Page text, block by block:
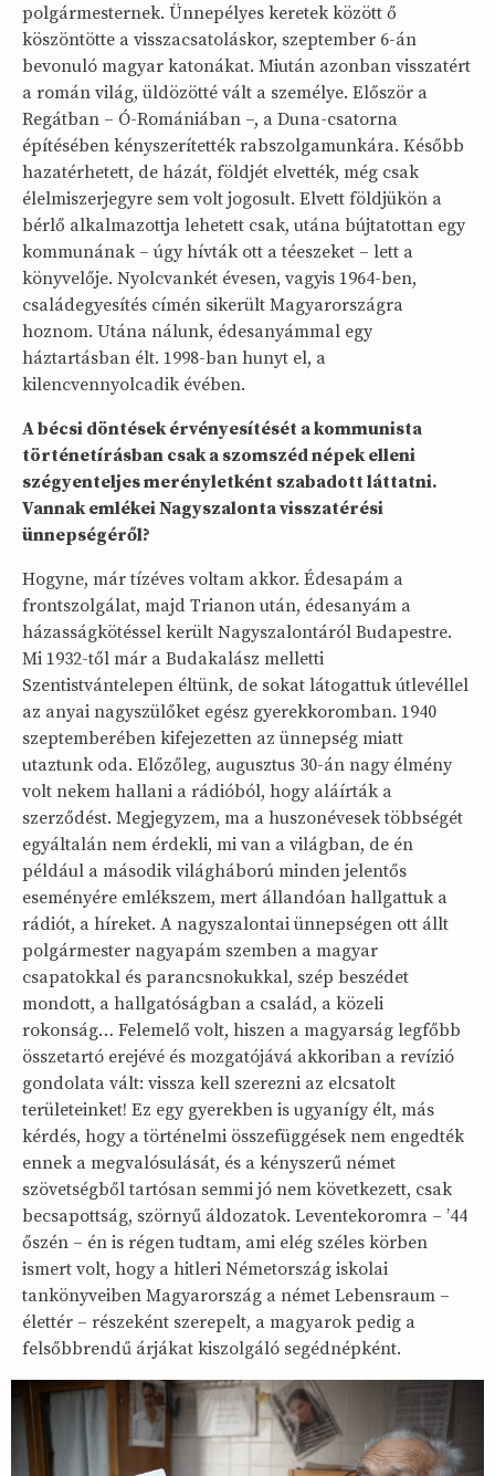
polgármesternek. Ünnepélyes keretek között ő
köszöntötte a visszacsatoláskor, szeptember 6-án
bevonuló magyar katonákat. Miután azonban visszatért
a román világ, üldözötté vált a személye. Először a
Regátban – Ó-Romániában –, a Duna-csatorna
építésében kényszerítették rabszolgamunkára. Később
hazatérhetett, de házát, földjét elvették, még csak
élelmiszerjegyre sem volt jogosult. Elvett földjükön a
bérlő alkalmazottja lehetett csak, utána bújtatottan egy
kommunának – úgy hívták ott a téeszeket – lett a
könyvelője. Nyolcvankét évesen, vagyis 1964-ben,
családegyesítés címén sikerült Magyarországra
hoznom. Utána nálunk, édesanyámmal egy
háztartásban élt. 1998-ban hunyt el, a
kilencvennyolcadik évében.
A bécsi döntések érvényesítését a kommunista
történetírásban csak a szomszéd népek elleni
szégyenteljes merényletként szabadott láttatni.
Vannak emlékei Nagyszalonta visszatérési
ünnepségéről?
Hogyne, már tízéves voltam akkor. Édesapám a
frontszolgálat, majd Trianon után, édesanyám a
házasságkötéssel került Nagyszalontáról Budapestre.
Mi 1932-től már a Budakalász melletti
Szentistvántelepen éltünk, de sokat látogattuk útlevéllel
az anyai nagyszülőket egész gyerekkoromban. 1940
szeptemberében kifejezetten az ünnepség miatt
utaztunk oda. Előzőleg, augusztus 30-án nagy élmény
volt nekem hallani a rádióból, hogy aláírták a
szerződést. Megjegyzem, ma a huszonévesek többségét
egyáltalán nem érdekli, mi van a világban, de én
például a második világháború minden jelentős
eseményére emlékszem, mert állandóan hallgattuk a
rádiót, a híreket. A nagyszalontai ünnepségen ott állt
polgármester nagyapám szemben a magyar
csapatokkal és parancsnokukkal, szép beszédet
mondott, a hallgatóságban a család, a közeli
rokonság… Felemelő volt, hiszen a magyarság legfőbb
összetartó erejévé és mozgatójává akkoriban a revízió
gondolata vált: vissza kell szerezni az elcsatolt
területeinket! Ez egy gyerekben is ugyanígy élt, más
kérdés, hogy a történelmi összefüggések nem engedték
ennek a megvalósulását, és a kényszerű német
szövetségből tartósan semmi jó nem következett, csak
becsapottság, szörnyű áldozatok. Leventekoromra – ’44
őszén – én is régen tudtam, ami elég széles körben
ismert volt, hogy a hitleri Németország iskolai
tankönyveiben Magyarország a német Lebensraum –
élettér – részeként szerepelt, a magyarok pedig a
felsőbbrendű árjákat kiszolgáló segédnépként.